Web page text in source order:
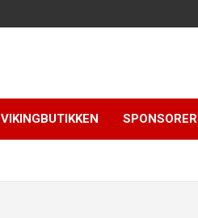
VIKINGBUTIKKEN SPONSORER